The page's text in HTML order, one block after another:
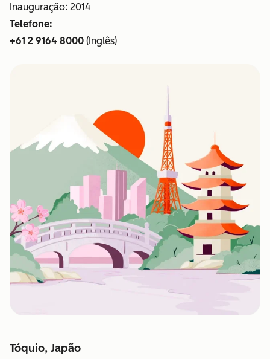
Inauguração: 2014
Telefone:
+61 2 9164 8000 (Inglês)
Tóquio, Japão